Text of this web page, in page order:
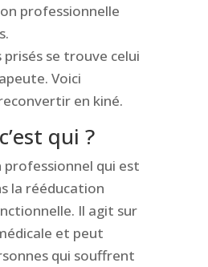
professionnelle
prisés se trouve celui
Voici
en kiné.
qui ?
professionnel qui est
la rééducation
Il agit sur
et peut
qui souffrent